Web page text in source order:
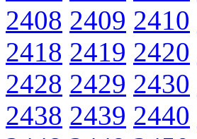
2408 2409 2410
2418 2419 2420
2428 2429 2430
2438 2439 2440